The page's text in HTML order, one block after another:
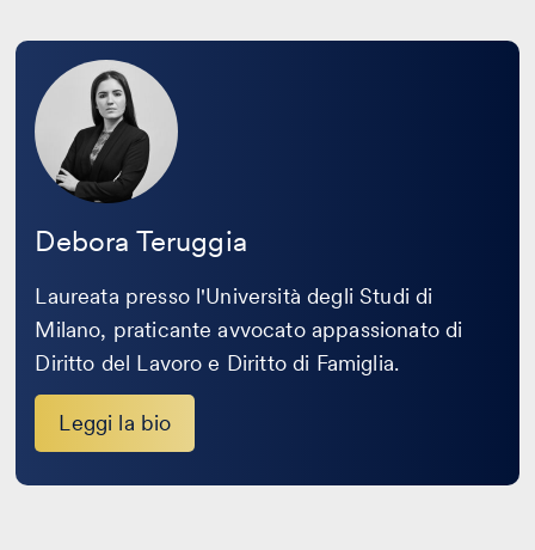
Debora Teruggia
Laureata presso l'Università degli Studi di
Milano, praticante avvocato appassionato di
Diritto del Lavoro e Diritto di Famiglia.
Leggi la bio
Leggi
bio